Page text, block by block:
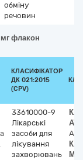
обміну
речовин
флакон
КЛАСИФІКАТОР
ДК 021:2015
(CPV)
33610000-9
Лікарські
засоби для
лікування
захворювань
АТХ